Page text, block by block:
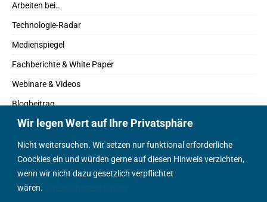
Wir legen Wert auf Ihre Privatsphäre
Nicht weitersuchen. Wir setzen nur funktional erforderliche
Coockies ein und würden gerne auf diesen Hinweis verzichten,
wenn wir nicht dazu gesetzlich verpflichtet
wären.
Arbeiten bei…
Technologie-Radar
Medienspiegel
Fachberichte & White Paper
Webinare & Videos
Blogbeitrag
Fachbücher
Marktreport
Podcasts
Positionspapier